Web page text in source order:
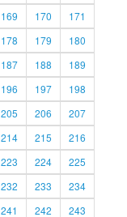
169 170
171
178 179
180
187 188
189
196 197
198
205 206
207
214 215
216
223 224
225
232 233
234
241 242 243